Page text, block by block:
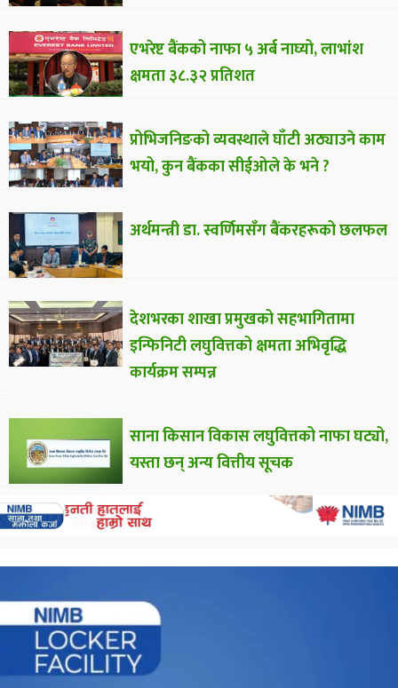
एभरेष्ट बैंकको नाफा ५ अर्ब नाघ्यो, लाभांश
क्षमता ३८.३२ प्रतिशत
प्रोभिजनिङको व्यवस्थाले घाँटी अठ्याउने काम
भयो, कुन बैंकका सीईओले के भने ?
अर्थमन्त्री डा. स्वर्णिमसँग बैंकरहरूको छलफल
देशभरका शाखा प्रमुखको सहभागितामा
इन्फिनिटी लघुवित्तको क्षमता अभिवृद्धि
कार्यक्रम सम्पन्न
साना किसान विकास लघुवित्तको नाफा घट्यो,
यस्ता छन् अन्य वित्तीय सूचक